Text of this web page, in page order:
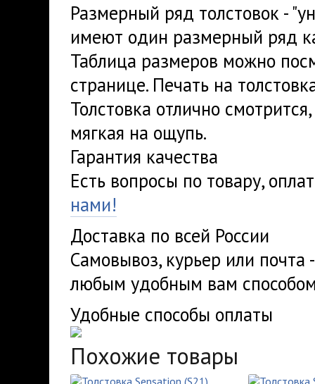
Размерный ряд толстовок -
имеют один размерный ряд
Таблица размеров можно
странице. Печать на
Толстовка отлично
мягкая на ощупь.
Гарантия качества
Есть вопросы по товару,
нами!
Доставка по всей России
Самовывоз, курьер или
любым удобным вам
Удобные способы оплаты
Похожие товары